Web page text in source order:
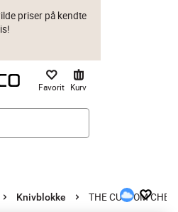
priser på kendte
Favorit Kurv
Knivblokke THE CUSTOM